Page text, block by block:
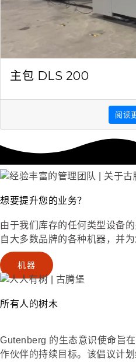
主包 DLS 200
阅读
想要提升您的业务？
由于我们库存的任何类型设备
自大多数品牌的各种机器，并
机器
所有人的树木
Gutenberg 的生态意识使命旨
作伙伴的持续目标。该倡议计